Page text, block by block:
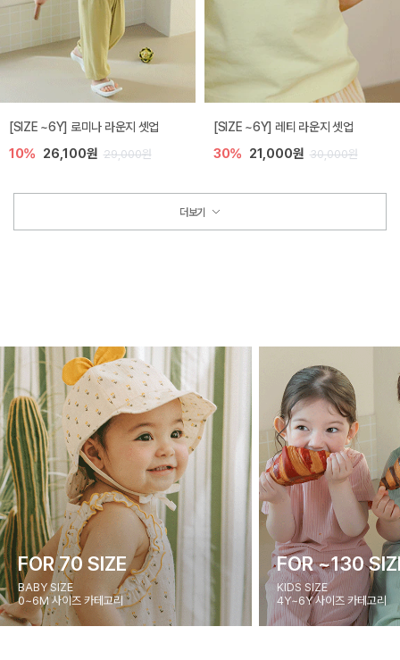
[SIZE ~6Y] 로미나 라운지 셋업
10% 26,100원 29,000원
[SIZE ~6Y] 레티 라운지 셋업
30% 21,000원 30,000원
더보기
FOR 70 SIZE
BABY SIZE
0~6M 사이즈 카테고리
FOR ~130
KIDS SIZE
4Y~6Y 사이즈 카테고리